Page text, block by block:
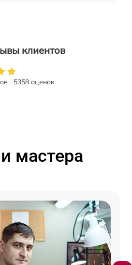
клиентов
5358 оценок
мастера